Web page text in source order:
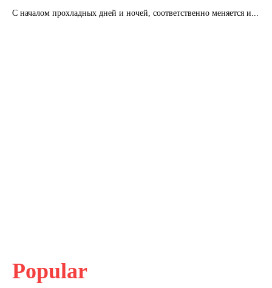
С началом прохладных дней и ночей, соответственно меняется и...
Popular